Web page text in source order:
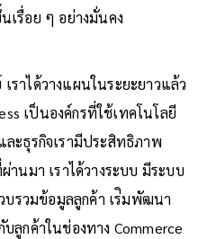
เรื่อย ๆ อย่างมั่นคง
ราได้วางแผนในระยะยาวแล้ว
เป็นองค์กรที่ใช้เทคโนโลยี
ละธุรกิจเรามีประสิทธิภาพ
านมา เราได้วางระบบ มีระบบ
บรวมข้อมูลลูกค้า เร่ิมพัฒนา
ลูกค้าในช่องทาง Commerce